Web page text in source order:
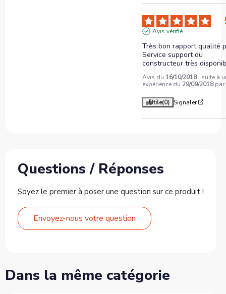
Avis vérifié
Très bon rapport qualité
Service support du
constructeur très
Avis du 16/10/2018 , suite à
expérience du 29/09/2018 par
Utile(0) Signaler
Questions / Réponses
Soyez le premier à poser une question sur ce produit !
Envoyez-nous votre question
Dans la même catégorie